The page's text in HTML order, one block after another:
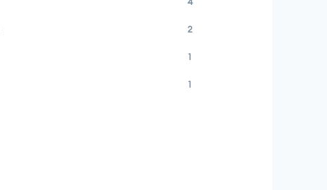
2
1
1